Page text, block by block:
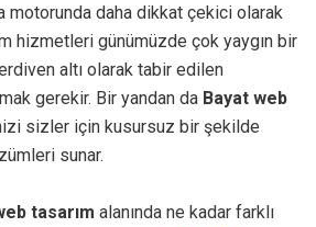
motorunda daha dikkat çekici olarak
hizmetleri günümüzde çok yaygın bir
altı olarak tabir edilen
gerekir. Bir yandan da Bayat web
sizler için kusursuz bir şekilde
sunar.
tasarım alanında ne kadar farklı